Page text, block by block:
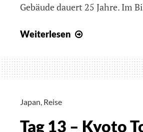
Gebäude dauert 25 Jahre. Im
Weiterlesen
–
Japan, Reise
Tag 13 – Kyoto